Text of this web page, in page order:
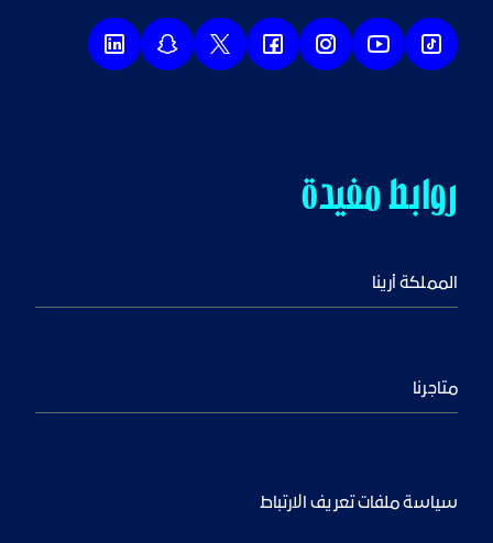
روابط مفيدة
المملكة أرينا
متاجرنا
سياسة ملفات تعريف الارتباط